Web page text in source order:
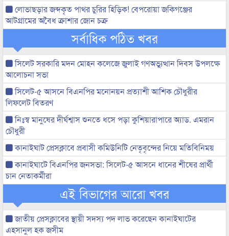
লোভাছড়ার জব্দকৃত পাথর চুরির হিড়িক! বেপরোয়া জকিগঞ্জের
আটগ্রামের অবৈধ ক্রাশার জোন চক্র
সর্বাধিক পঠিত খবর
সিলেট সরকারি মদন মোহন কলেজে জুলাই গণঅভ্যুত্থান দিবস উপলক্ষে
আলোচনা সভা
সিলেট-৫ আসনে বিএনপির মনোনয়ন প্রত্যাশী আশিক চৌধুরীর
লিফলেট বিতরণ
নিঃস্ব মানুষের দীর্ঘশ্বাস শুনতে ধসে পড়া কুশিয়ারাপারে অ্যাড. এমরান
চৌধুরী
কানাইঘাট প্রেসক্লাবে প্রবাসী কমিউনিটি নেতৃবৃন্দের নিয়ে মতিবিনিময়
কানাইঘাটে বিএনপির জনসভা: সিলেট-৫ আসনে ধানের শীষের প্রার্থী
চান নেতাকর্মীরা
এই বিভাগের আরো খবর
জাতীয় প্রেসক্লাবের স্থায়ী সদস্য পদ লাভ করেছেন কানাইঘাটের
এহসানুল হক জসীম